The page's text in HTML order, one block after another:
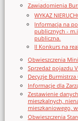
Zawiadomienia
WYKAZ
Informacja na
publicznych -
publiczna.
II Konkurs na
Obwieszczenia
Sprzedaż pojazdu
Decyzje
Informacje dla
Zestawienie
mieszkalnych,
mieszkaniowego,
Obwieszczenia